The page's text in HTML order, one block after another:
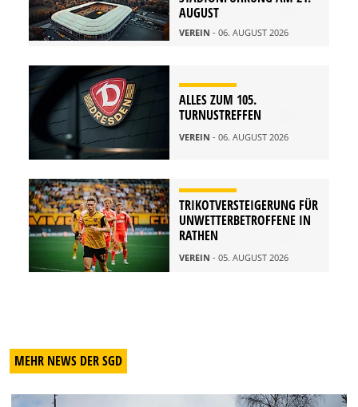
AUGUST
VEREIN - 06. AUGUST 2026
ALLES ZUM 105.
TURNUSTREFFEN
VEREIN - 06. AUGUST 2026
TRIKOTVERSTEIGERUNG FÜR
UNWETTERBETROFFENE IN
RATHEN
VEREIN - 05. AUGUST 2026
MEHR NEWS DER SGD